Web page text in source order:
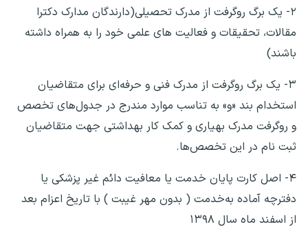
۲- یک برگ روگرفت از مدرک تحصیلی(دارندگان مدارک دکترا
مقالات، تحقیقات و فعالیت های علمی خود را به همراه داشته
باشند)
۳- یک برگ روگرفت از مدرک فنی و حرفه‌ای برای متقاضیان
استخدام بند «و» به تناسب موارد مندرج در جدول‌های تخصص
و روگرفت مدرک بهیاری و کمک کار بهداشتی جهت متقاضیان
ثبت نام در این تخصص‌ها.
۴- اصل کارت پایان خدمت یا معافیت دائم غیر پزشکی یا
دفترچه آماده به‌خدمت ( بدون مهر غیبت ) با تاریخ اعزام بعد
از اسفند ماه سال ۱۳۹۸